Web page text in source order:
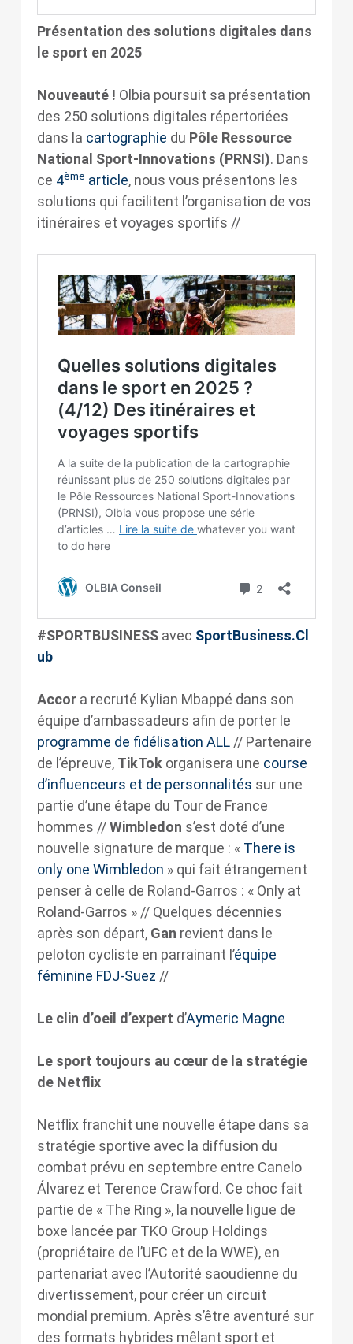
Présentation des solutions digitales dans
le sport en 2025
Nouveauté ! Olbia poursuit sa présentation
des 250 solutions digitales répertoriées
dans la cartographie du Pôle Ressource
National Sport-Innovations (PRNSI). Dans
ce 4ème article, nous vous présentons les
solutions qui facilitent l’organisation de vos
itinéraires et voyages sportifs //
#SPORTBUSINESSavec SportBusiness.Cl
ub
Accor a recruté Kylian Mbappé dans son
équipe d’ambassadeurs afin de porter le
programme de fidélisation ALL// Partenaire
de l’épreuve, TikTokorganisera une course
d’influenceurs et de personnalités sur une
partie d’une étape du Tour de France
hommes //Wimbledon s’est doté d’une
nouvelle signature de marque : « There is
only one Wimbledon » qui fait étrangement
penser à celle de Roland-Garros : « Only at
Roland-Garros » // Quelques décennies
après son départ, Gan revient dans le
peloton cycliste en parrainant l’équipe
féminine FDJ-Suez //
Le clin d’oeil d’expert d’Aymeric Magne
Le sport toujours au cœur de la stratégie
de Netflix
Netflix franchit une nouvelle étape dans sa
stratégie sportive avec la diffusion du
combat prévu en septembre entre Canelo
Álvarez et Terence Crawford. Ce choc fait
partie de « The Ring », la nouvelle ligue de
boxe lancée par TKO Group Holdings
(propriétaire de l’UFC et de la WWE), en
partenariat avec l’Autorité saoudienne du
divertissement, pour créer un circuit
mondial premium. Après s’être aventuré sur
des formats hybrides mêlant sport et